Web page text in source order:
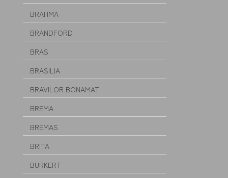
BRAHMA
BRANDFORD
BRAS
BRASILIA
BRAVILOR BONAMAT
BREMA
BREMAS
BRITA
BURKERT